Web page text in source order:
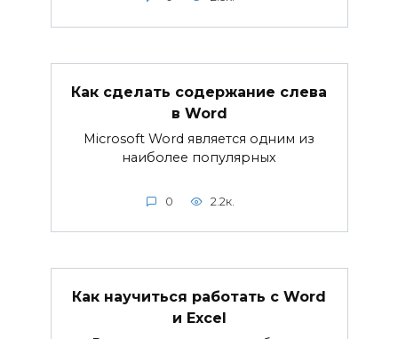
Как сделать содержание слева
в Word
Microsoft Word является одним из
наиболее популярных
0 2.2к.
Как научиться работать с Word
и Excel